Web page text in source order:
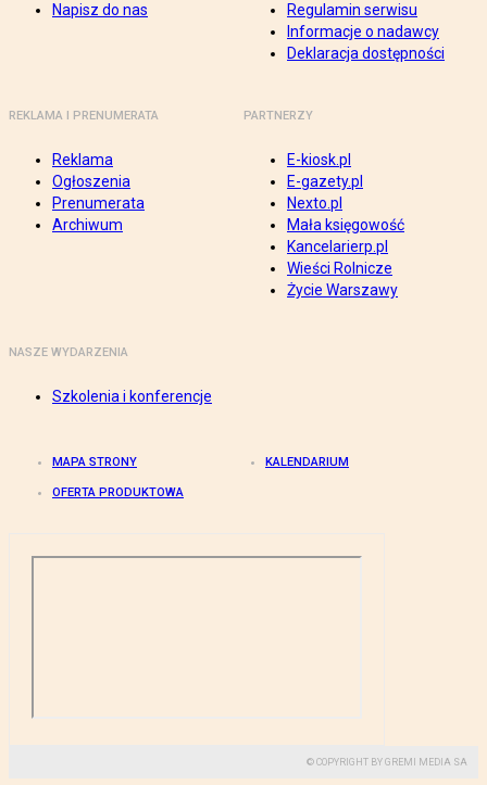
Napisz do nas
Regulamin serwisu
Informacje o nadawcy
Deklaracja dostępności
REKLAMA I PRENUMERATA
Reklama
Ogłoszenia
Prenumerata
Archiwum
PARTNERZY
E-kiosk.pl
E-gazety.pl
Nexto.pl
Mała księgowość
Kancelarierp.pl
Wieści Rolnicze
Życie Warszawy
NASZE WYDARZENIA
Szkolenia i konferencje
MAPA STRONY KALENDARIUM
OFERTA PRODUKTOWA
© COPYRIGHT BY GREMI MEDIA SA